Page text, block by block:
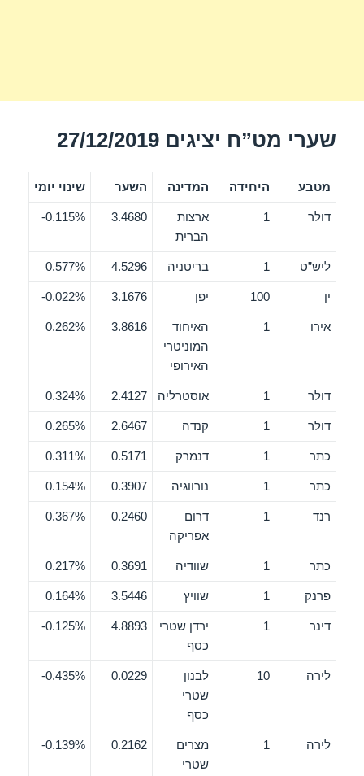
שערי מט”ח יציגים 27/12/2019
מטבע היחידה המדינה השער שינוי יומי
דולר 1
ארצות
הברית
3.4680
0.115%-
ליש”ט 1 בריטניה 4.5296
0.577%
ין 100 יפן 3.1676
0.022%-
אירו 1
האיחוד
המוניטרי
האירופי
3.8616
0.262%
דולר 1 אוסטרליה 2.4127
0.324%
דולר 1 קנדה 2.6467
0.265%
כתר 1 דנמרק 0.5171
0.311%
כתר 1 נורווגיה 0.3907
0.154%
רנד 1
דרום
אפריקה
0.2460
0.367%
כתר 1 שוודיה 0.3691
0.217%
פרנק 1 שוויץ 3.5446
0.164%
דינר 1
ירדן שטרי
כסף
4.8893
0.125%-
לירה 10
לבנון
שטרי
כסף
0.0229
0.435%-
לירה 1
מצרים
שטרי
0.2162
0.139%-